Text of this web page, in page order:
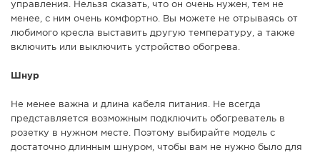
управления. Нельзя сказать, что он очень нужен, тем не
менее, с ним очень комфортно. Вы можете не отрываясь от
любимого кресла выставить другую температуру, а также
включить или выключить устройство обогрева.
Шнур
Не менее важна и длина кабеля питания. Не всегда
представляется возможным подключить обогреватель в
розетку в нужном месте. Поэтому выбирайте модель с
достаточно длинным шнуром, чтобы вам не нужно было для